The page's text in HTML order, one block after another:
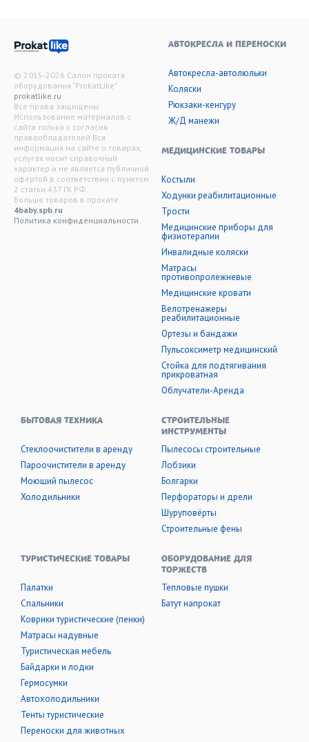
© 2015-2026 Салон проката
оборудования "ProkatLike"
prokatlike.ru
Все права защищены.
Использование материалов с
сайта только с согласия
правообладателей Вся
информация на сайте о товарах,
услугах носит справочный
характер и не является публичной
офертой в соответствии с пунктом
2 статьи 437 ГК РФ. .
Больше товаров в прокате
4baby.spb.ru
Политика конфиденциальности
АВТОКРЕСЛА И ПЕРЕНОСКИ
Автокресла-автолюльки
Коляски
Рюкзаки-кенгуру
Ж/Д манежи
МЕДИЦИНСКИЕ ТОВАРЫ
Костыли
Ходунки реабилитационные
Трости
Медицинские приборы для
физиотерапии
Инвалидные коляски
Матрасы
противопролежневые
Медицинские кровати
Велотренажеры
реабилитационные
Ортезы и бандажи
Пульсоксиметр медицинский
Стойка для подтягивания
прикроватная
Облучатели-Аренда
БЫТОВАЯ ТЕХНИКА
Стеклоочистители в аренду
Пароочистители в аренду
Моющий пылесос
Холодильники
СТРОИТЕЛЬНЫЕ
ИНСТРУМЕНТЫ
Пылесосы строительные
Лобзики
Болгарки
Перфораторы и дрели
Шуруповёрты
Строительные фены
ТУРИСТИЧЕСКИЕ ТОВАРЫ
Палатки
Cпальники
Коврики туристические (пенки)
Матрасы надувные
Туристическая мебель
Байдарки и лодки
Гермосумки
Автохолодильники
Тенты туристические
Переноски для животных
ОБОРУДОВАНИЕ ДЛЯ
ТОРЖЕСТВ
Тепловые пушки
Батут напрокат